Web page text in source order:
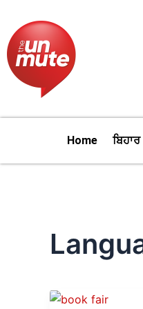
content
Home ਬਿਹਾਰ